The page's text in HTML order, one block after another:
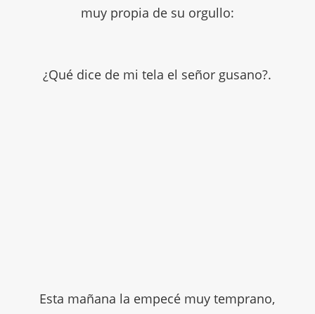
muy propia de su orgullo:
¿Qué dice de mi tela el señor gusano?.
Esta mañana la empecé muy temprano,